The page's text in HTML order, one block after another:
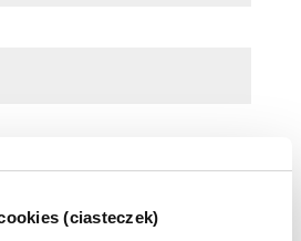
(ciasteczek)